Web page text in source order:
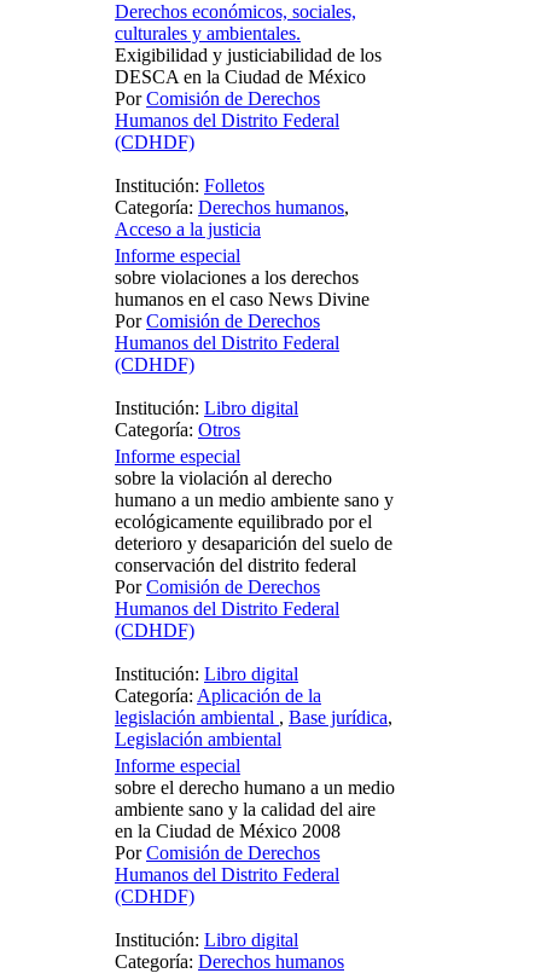
Derechos económicos, sociales,
culturales y ambientales.
Exigibilidad y justiciabilidad de los
DESCA en la Ciudad de México
PorComisión de Derechos
Humanos del Distrito Federal
(CDHDF)
Institución: Folletos
Categoría: Derechos humanos,
Acceso a la justicia
Informe especial
sobre violaciones a los derechos
humanos en el caso News Divine
PorComisión de Derechos
Humanos del Distrito Federal
(CDHDF)
Institución: Libro digital
Categoría: Otros
Informe especial
sobre la violación al derecho
humano a un medio ambiente sano y
ecológicamente equilibrado por el
deterioro y desaparición del suelo de
conservación del distrito federal
PorComisión de Derechos
Humanos del Distrito Federal
(CDHDF)
Institución: Libro digital
Categoría: Aplicación de la
legislación ambiental , Base jurídica,
Legislación ambiental
Informe especial
sobre el derecho humano a un medio
ambiente sano y la calidad del aire
en la Ciudad de México 2008
PorComisión de Derechos
Humanos del Distrito Federal
(CDHDF)
Institución: Libro digital
Categoría: Derechos humanos